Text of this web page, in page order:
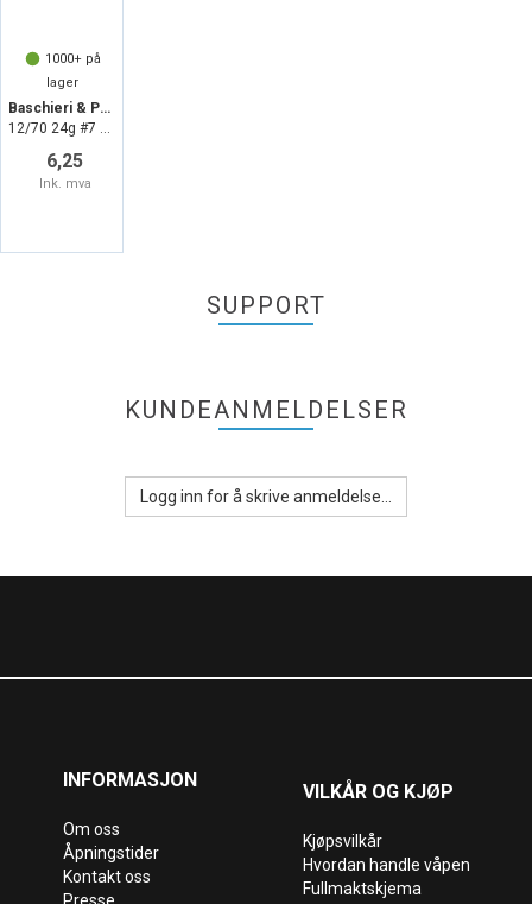
1000+på
lager
Baschieri & Pellagri Legend Pro 2025
12/70 24g #7 425m/s (25/250/25000)
6,25
Ink. mva
SUPPORT
KUNDEANMELDELSER
Logg inn for å skrive anmeldelse...
INFORMASJON
Om oss
Åpningstider
Kontakt oss
VILKÅR OG KJØP
Kjøpsvilkår
Hvordan handle våpen
Fullmaktskjema